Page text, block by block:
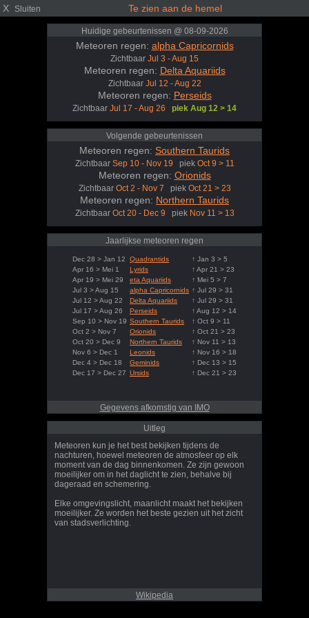
X Sluiten Te zien aan de hemel
Huidige gebeurtenissen @ 08-09-2026
Meteoren regen: alpha Capricornids
Zichtbaar Jul 3 - Aug 15
Meteoren regen: Delta Aquariids
Zichtbaar Jul 12 - Aug 22
Meteoren regen: Perseids
Zichtbaar Jul 17 - Aug 26 piek Aug 12 > 14
Volgende gebeurtenissen
Meteoren regen: Southern Taurids
Zichtbaar Sep 10 - Nov 19 piek Oct 9 > 11
Meteoren regen: Orionids
Zichtbaar Oct 2 - Nov 7 piek Oct 21 > 23
Meteoren regen: Northern Taurids
Zichtbaar Oct 20 - Dec 9 piek Nov 11 > 13
Jaarlijkse meteoren regen
Dec 28 > Jan 12 Quadrantids
↑ Jan 3 > 5
Apr 16 > Mei 1
Lyrids
↑ Apr 21 > 23
Apr 19 > Mei 29
eta Aquariids
↑ Mei 5 > 7
Jul 3 > Aug 15
alpha Capricornids ↑ Jul 29 > 31
Jul 12 > Aug 22
Delta Aquariids
↑ Jul 29 > 31
Jul 17 > Aug 26
Perseids
↑ Aug 12 > 14
Sep 10 > Nov 19 Southern Taurids
↑ Oct 9 > 11
Oct 2 > Nov 7
Orionids
↑ Oct 21 > 23
Oct 20 > Dec 9
Northern Taurids
↑ Nov 11 > 13
Nov 6 > Dec 1
Leonids
↑ Nov 16 > 18
Dec 4 > Dec 18
Geminids
↑ Dec 13 > 15
Dec 17 > Dec 27 Ursids ↑ Dec 21 > 23
Gegevens afkomstig van IMO
Uitleg
Meteoren kun je het best bekijken tijdens de
nachturen, hoewel meteoren de atmosfeer op elk
moment van de dag binnenkomen. Ze zijn gewoon
moeilijker om in het daglicht te zien, behalve bij
dageraad en schemering.
Elke omgevingslicht, maanlicht maakt het bekijken
moeilijker. Ze worden het beste gezien uit het zicht
van stadsverlichting.
Wikipedia